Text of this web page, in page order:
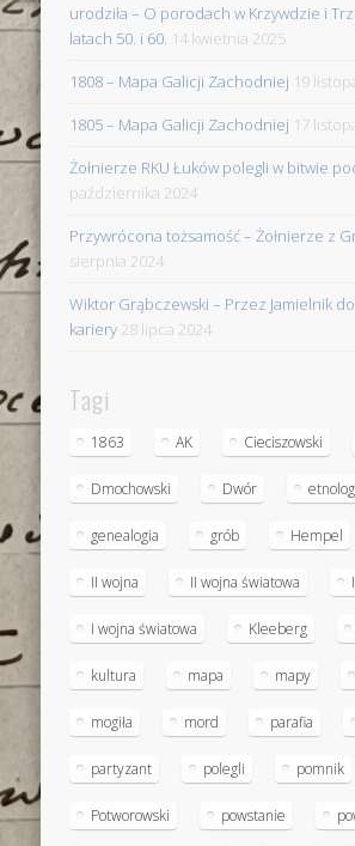
urodziła – O porodach w Krzywdzie i
latach 50. i 60. 14 kwietnia 2025
1808 – Mapa Galicji Zachodniej 19
1805 – Mapa Galicji Zachodniej 17
Żołnierze RKU Łuków polegli w bitwie
października 2024
Przywrócona tożsamość – Żołnierze z
sierpnia 2024
Wiktor Grąbczewski – Przez Jamielnik
kariery 28 lipca 2024
Tagi
1863 AK Cieciszowski
Dmochowski Dwór
genealogia grób Hempel
II wojna II wojna światowa
I wojna światowa Kleeberg
kultura mapa mapy
mogiła mord parafia
partyzant polegli pomnik
Potworowski powstanie